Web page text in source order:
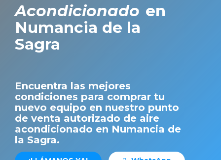
Acondicionado en
Numancia de la
Sagra
Encuentra las mejores
condiciones para comprar tu
nuevo equipo en nuestro punto
de venta autorizado de aire
acondicionado en Numancia de
la Sagra.